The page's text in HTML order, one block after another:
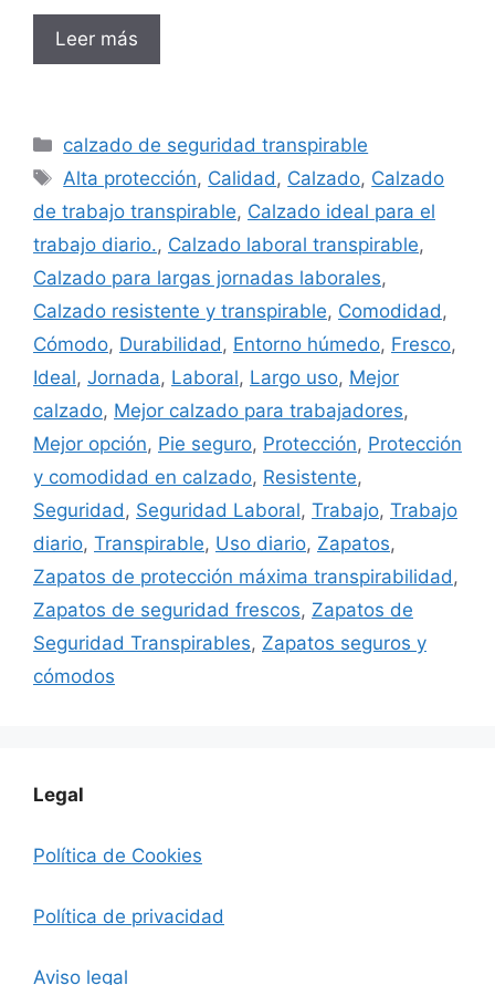
Leer más
Categorías
calzado de seguridad transpirable
Etiquetas
Alta protección, Calidad , Calzado, Calzado
de trabajo transpirable, Calzado ideal para el
trabajo diario., Calzado laboral transpirable,
Calzado para largas jornadas laborales,
Calzado resistente y transpirable, Comodidad ,
Cómodo, Durabilidad , Entorno húmedo, Fresco,
Ideal, Jornada, Laboral, Largo uso, Mejor
calzado, Mejor calzado para trabajadores,
Mejor opción, Pie seguro, Protección, Protección
y comodidad en calzado, Resistente,
Seguridad , Seguridad Laboral, Trabajo, Trabajo
diario, Transpirable, Uso diario, Zapatos,
Zapatos de protección máxima transpirabilidad ,
Zapatos de seguridad frescos, Zapatos de
Seguridad Transpirables, Zapatos seguros y
cómodos
Legal
Política de Cookies
Política de privacidad
Aviso legal